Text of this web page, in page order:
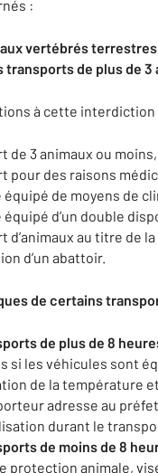
:
vertébrés
transports de plus de
à cette
de 3 animaux ou moins,
pour des raisons
de moyens de
équipé d’un double
d’animaux au titre de
d’un abattoir.
de certains
sde plusde 8
si les véhicules sont
de la température
adresse au
durant le
de moins de 8
protection animale,